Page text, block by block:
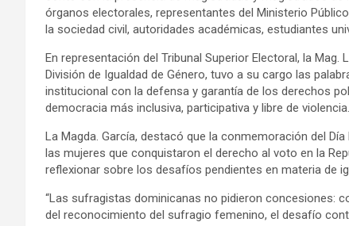
órganos electorales, representantes del Ministerio
la sociedad civil, autoridades académicas, estudiantes
En representación del Tribunal Superior Electoral, la
División de Igualdad de Género, tuvo a su cargo las
institucional con la defensa y garantía de los derechos
democracia más inclusiva, participativa y libre de violencia.
La Magda. García, destacó que la conmemoración del
las mujeres que conquistaron el derecho al voto en la
reflexionar sobre los desafíos pendientes en materia de
“Las sufragistas dominicanas no pidieron concesiones:
del reconocimiento del sufragio femenino, el desafío